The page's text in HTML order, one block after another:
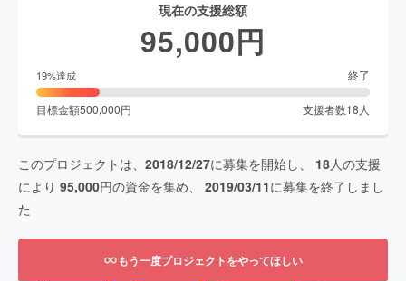
現在の支援総額
95,000円
19%達成 終了
目標金額500,000円 支援者数18 人
このプロジェクトは、 2018/12/27に募集を開始し、 18人の支援
により 95,000円の資金を集め、 2019/03/11に募集を終了しまし
た
もう一度プロジェクトをやってほしい